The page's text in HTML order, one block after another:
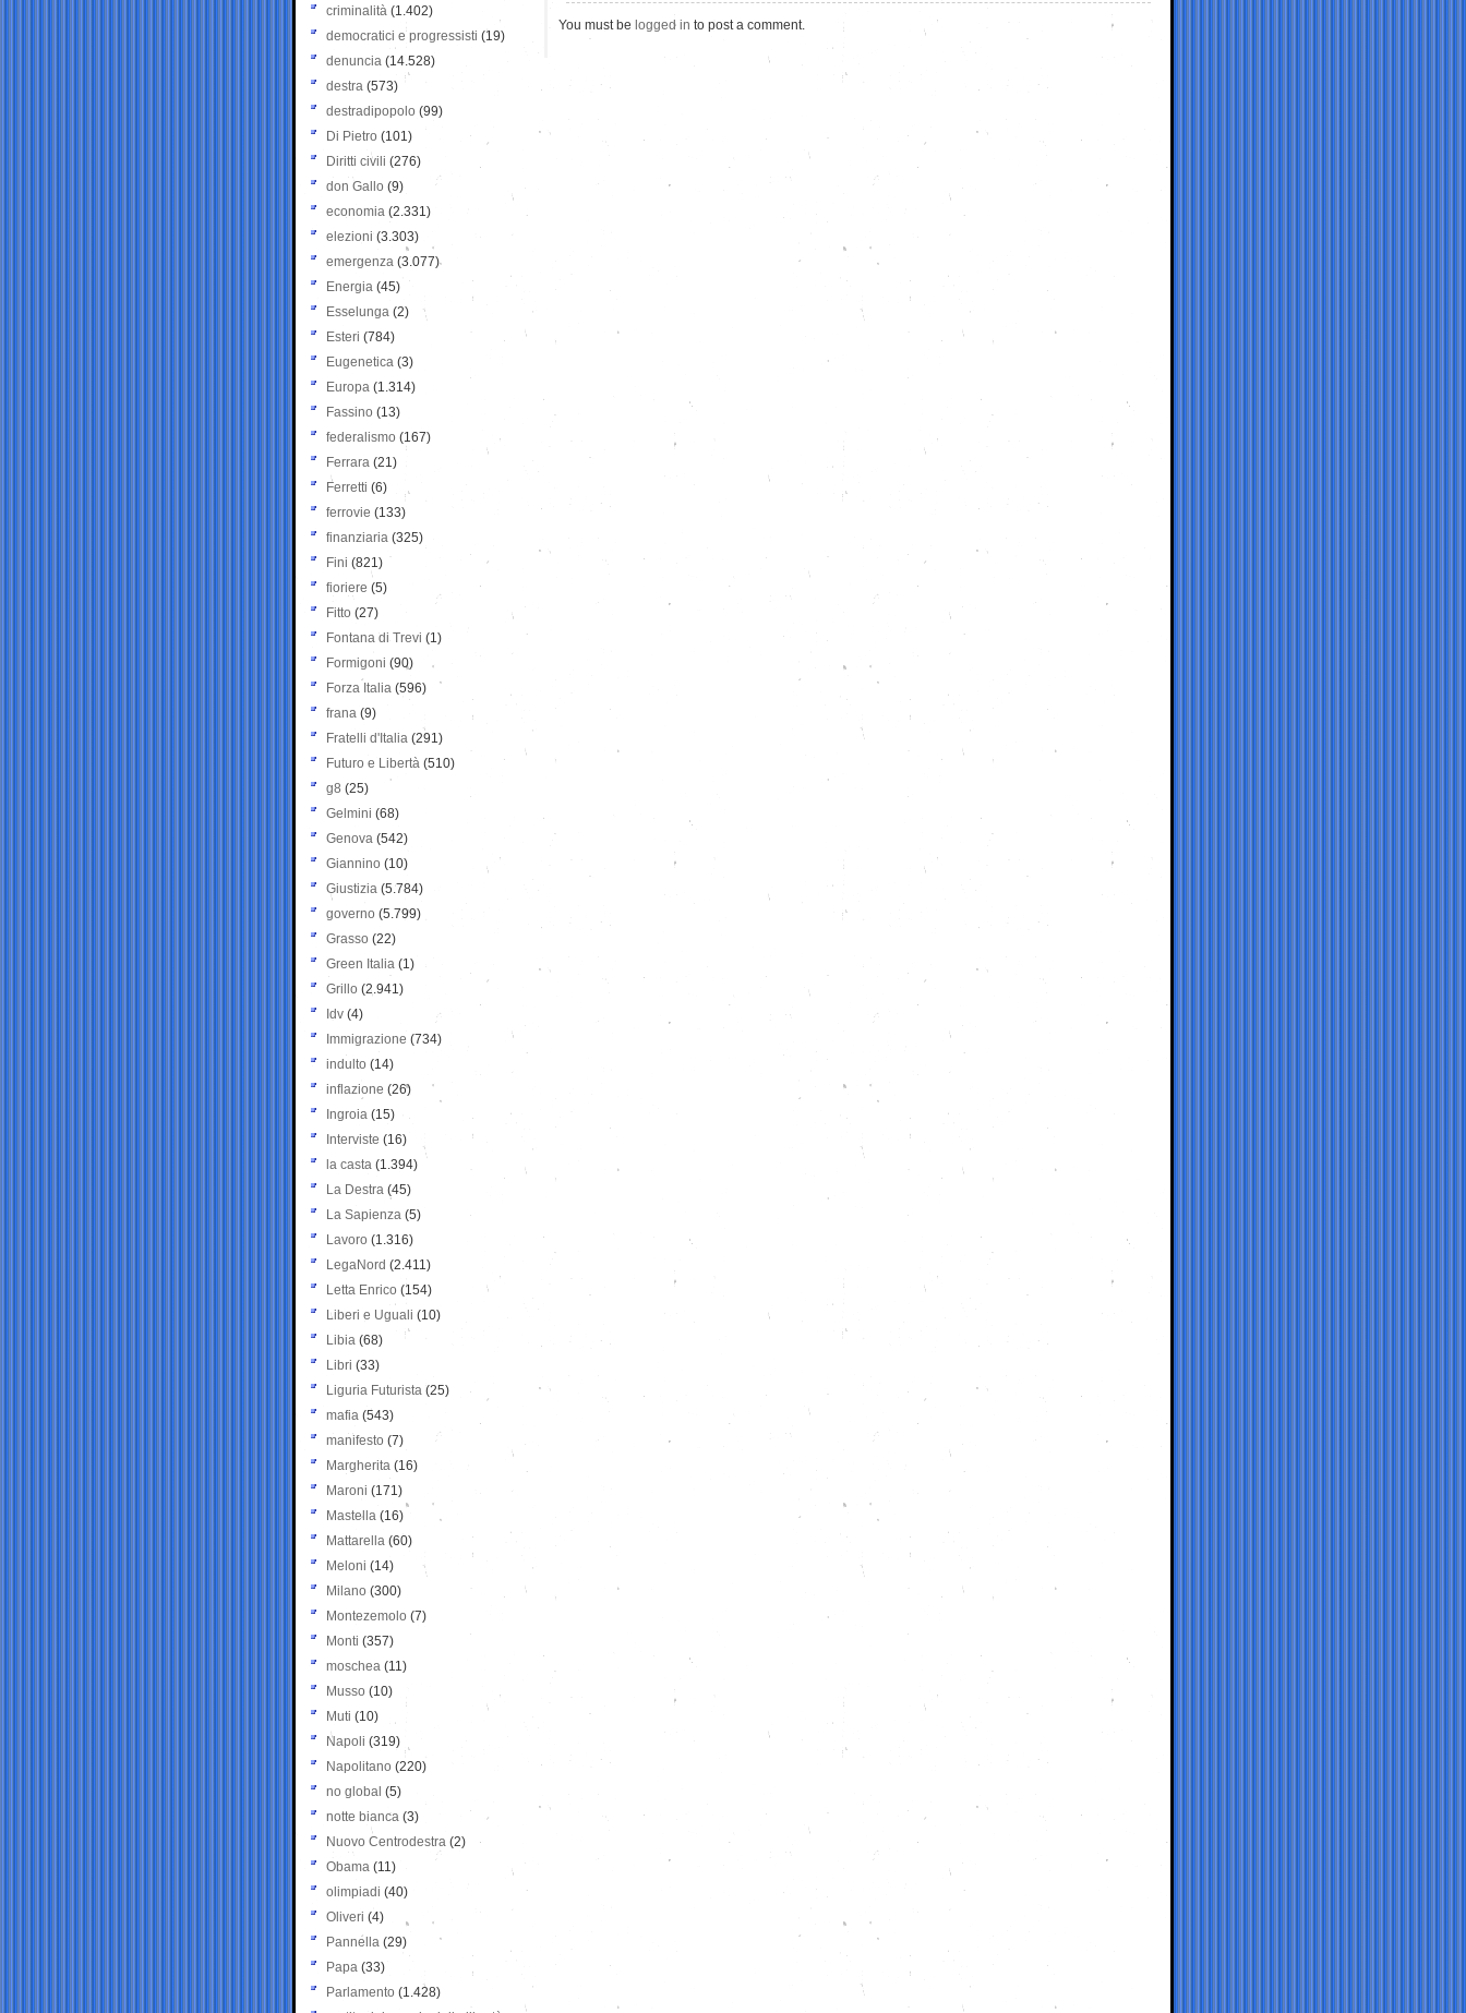
You must be logged in to post a comment.
criminalità (1.402)
democratici e progressisti (19)
denuncia (14.528)
destra (573)
destradipopolo (99)
Di Pietro (101)
Diritti civili (276)
don Gallo (9)
economia (2.331)
elezioni (3.303)
emergenza (3.077)
Energia (45)
Esselunga (2)
Esteri (784)
Eugenetica (3)
Europa (1.314)
Fassino (13)
federalismo (167)
Ferrara (21)
Ferretti (6)
ferrovie (133)
finanziaria (325)
Fini (821)
fioriere (5)
Fitto (27)
Fontana di Trevi (1)
Formigoni (90)
Forza Italia (596)
frana (9)
Fratelli d'Italia (291)
Futuro e Libertà (510)
g8 (25)
Gelmini (68)
Genova (542)
Giannino (10)
Giustizia (5.784)
governo (5.799)
Grasso (22)
Green Italia (1)
Grillo (2.941)
Idv (4)
Immigrazione (734)
indulto (14)
inflazione (26)
Ingroia (15)
Interviste (16)
la casta (1.394)
La Destra (45)
La Sapienza (5)
Lavoro (1.316)
LegaNord (2.411)
Letta Enrico (154)
Liberi e Uguali (10)
Libia (68)
Libri (33)
Liguria Futurista (25)
mafia (543)
manifesto (7)
Margherita (16)
Maroni (171)
Mastella (16)
Mattarella (60)
Meloni (14)
Milano (300)
Montezemolo (7)
Monti (357)
moschea (11)
Musso (10)
Muti (10)
Napoli (319)
Napolitano (220)
no global (5)
notte bianca (3)
Nuovo Centrodestra (2)
Obama (11)
olimpiadi (40)
Oliveri (4)
Pannella (29)
Papa (33)
Parlamento (1.428)